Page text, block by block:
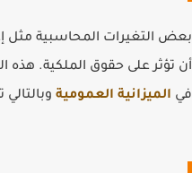
بعض التغيرات المحاسبية مثل
أن تؤثر على حقوق الملكية. هذه
في الميزانية العمومية